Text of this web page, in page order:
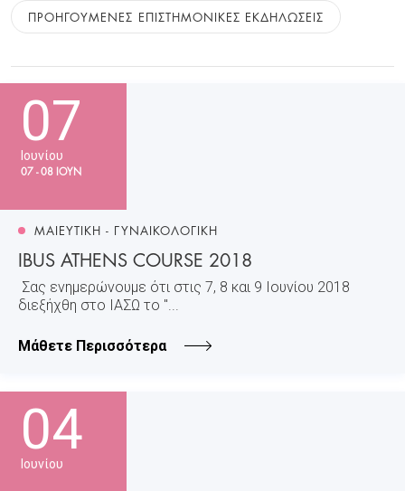
ΠΡΟΗΓΟΥΜΕΝΕΣ ΕΠΙΣΤΗΜΟΝΙΚΕΣ ΕΚΔΗΛΩΣΕΙΣ
07
Ιουνίου
07 - 08 ΙΟΥΝ
ΜΑΙΕΥΤΙΚΗ - ΓΥΝΑΙΚΟΛΟΓΙΚΗ
IBUS ATHENS COURSE 2018
Σας ενημερώνουμε ότι στις 7, 8 και 9 Ιουνίου 2018
διεξήχθη στο ΙΑΣΩ το "...
Μάθετε Περισσότερα
04
Ιουνίου